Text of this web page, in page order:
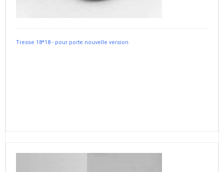
Tresse 18*18 - pour porte nouvelle version